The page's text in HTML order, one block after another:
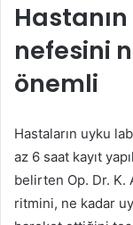
nefesini
önemli
Hastaların uyku
az 6 saat kayıt
belirten Op. Dr. K.
ritmini, ne kadar